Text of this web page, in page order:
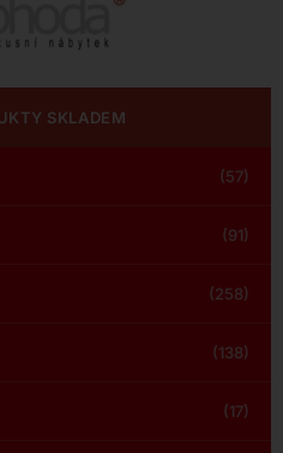
SKLADEM
(57)
(91)
(258)
(138)
(17)